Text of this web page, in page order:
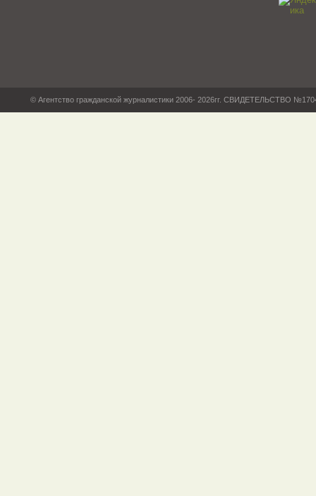
© Агентство гражданской журналистики 2006- 2026гг. СВИДЕТЕЛЬСТВО